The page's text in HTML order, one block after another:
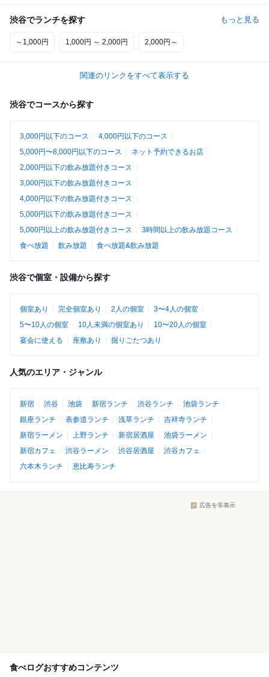
渋谷でランチを探す もっと見る
～1,000円 1,000円 ～ 2,000円 2,000円～
関連のリンクをすべて表示する
渋谷でコースから探す
3,000円以下のコース
4,000円以下のコース
5,000円〜8,000円以下のコース
ネット予約できるお店
2,000円以下の飲み放題付きコース
3,000円以下の飲み放題付きコース
4,000円以下の飲み放題付きコース
5,000円以下の飲み放題付きコース
5,000円以上の飲み放題付きコース
3時間以上の飲み放題コース
食べ放題
飲み放題 食べ放題&飲み放題
渋谷で個室・設備から探す
個室あり 完全個室あり 2人の個室
3〜4人の個室
5〜10人の個室
10人未満の個室あり
10〜20人の個室
宴会に使える
座敷あり 掘りごたつあり
人気のエリア・ジャンル
新宿 渋谷 池袋 新宿ランチ 渋谷ランチ
池袋ランチ
銀座ランチ
表参道ランチ 浅草ランチ
吉祥寺ランチ
新宿ラーメン
上野ランチ 新宿居酒屋
池袋ラーメン
新宿カフェ
渋谷ラーメン 渋谷居酒屋
渋谷カフェ
六本木ランチ
恵比寿ランチ
広告を非表示
食べログおすすめコンテンツ